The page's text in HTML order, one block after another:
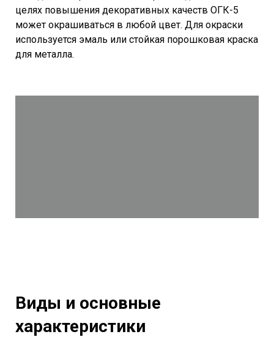
целях повышения декоративных качеств ОГК-5
может окрашиваться в любой цвет. Для окраски
используется эмаль или стойкая порошковая краска
для металла.
Виды и основные
характеристики